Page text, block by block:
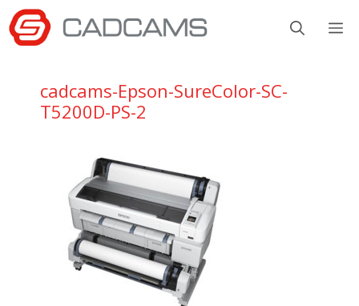
Aller
au
contenu
cadcams-Epson-SureColor-SC-
T5200D-PS-2